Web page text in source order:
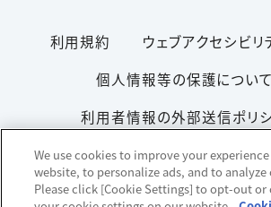
利用規約
ウェブアクセシビリ
個人情報等の保護について
利用者情報の外部送信ポリ
ソーシャルメディアポリシー
サ
We use cookies to improve your
website, to personalize ads, and to
Please click [Cookie Settings] to opt-out or